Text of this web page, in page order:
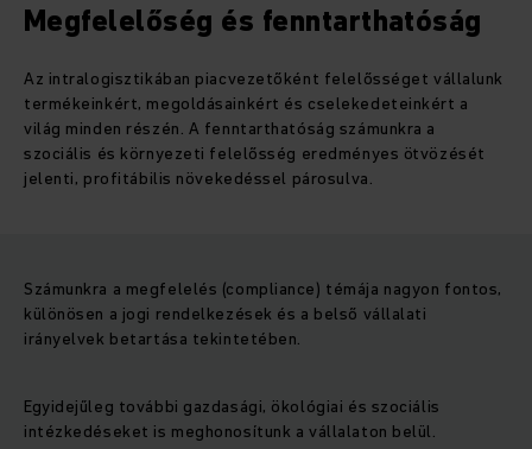
Megfelelőség és fenntarthatóság
Az intralogisztikában piacvezetőként felelősséget vállalunk
termékeinkért, megoldásainkért és cselekedeteinkért a
világ minden részén. A fenntarthatóság számunkra a
szociális és környezeti felelősség eredményes ötvözését
jelenti, profitábilis növekedéssel párosulva.
Számunkra a megfelelés (compliance) témája nagyon fontos,
különösen a jogi rendelkezések és a belső vállalati
irányelvek betartása tekintetében.
Egyidejűleg további gazdasági, ökológiai és szociális
intézkedéseket is meghonosítunk a vállalaton belül.